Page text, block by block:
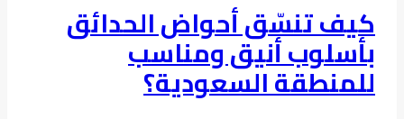
كيف تنسّق أحواض الحدائق
بأسلوب أنيق ومناسب
للمنطقة السعودية؟